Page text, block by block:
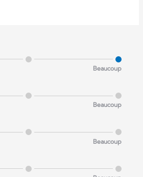
Beaucoup
Beaucoup
Beaucoup